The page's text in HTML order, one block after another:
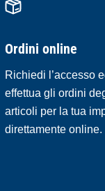
Ordini online
Richiedi l’accesso
effettua gli ordini
articoli per la tua
direttamente online.